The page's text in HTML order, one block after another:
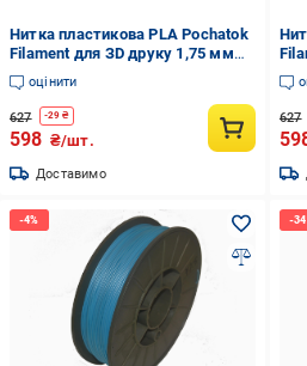
Нитка пластикова PLA Pochatok
Filament для ЗD друку 1,75 мм
0,75 кг Світло-блакитний (13014)
оцінити
627 -29 ₴
598 ₴/шт.
Доставимо
627